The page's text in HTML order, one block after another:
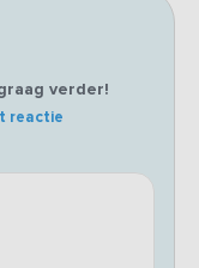
verder!
reactie